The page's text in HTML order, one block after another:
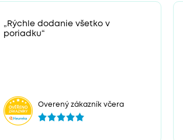
„Rýchle dodanie všetko v
poriadku“
Overený zákazník včera